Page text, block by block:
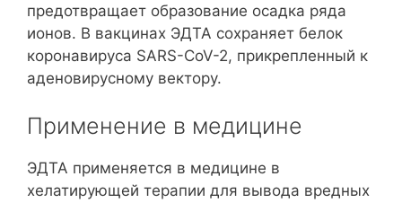
предотвращает образование осадка ряда
ионов. В вакцинах ЭДТА сохраняет белок
коронавируса SARS-CoV-2, прикрепленный к
аденовирусному вектору.
Применение в медицине
ЭДТА применяется в медицине в
хелатирующей терапии для вывода вредных